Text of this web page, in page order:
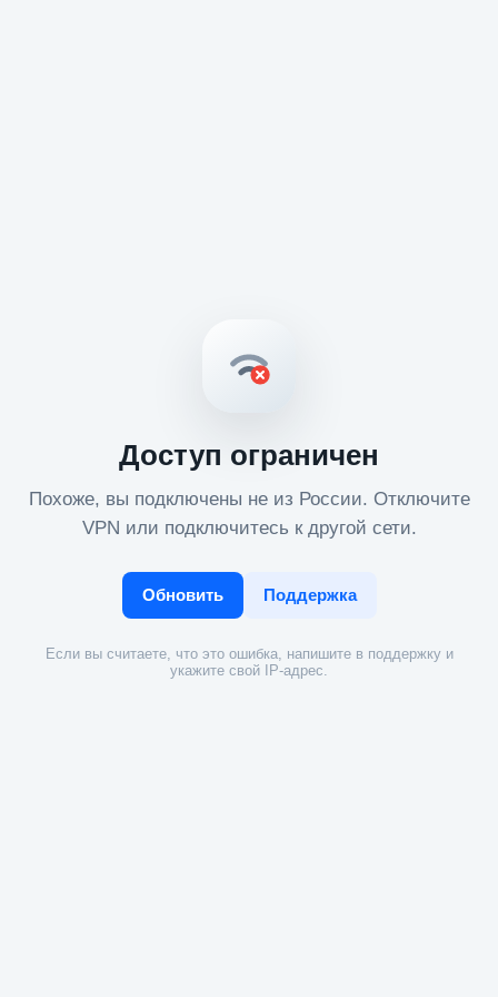
Доступ ограничен
Похоже, вы подключены не из России. Отключите
VPN или подключитесь к другой сети.
Обновить Поддержка
Если вы считаете, что это ошибка, напишите в поддержку и
укажите свой IP-адрес.